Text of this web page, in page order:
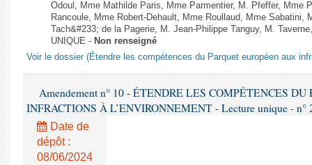
Odoul, Mme Mathilde Paris, Mme Parmentier, M. Pfeffer, Mme
Rancoule, Mme Robert-Dehault, Mme Roullaud, Mme
Tach&#233; de la Pagerie, M. Jean-Philippe Tanguy, M.
UNIQUE - Non renseigné
Voir le dossier (Étendre les compétences du Parquet européen aux
Amendement n° 10 - ÉTENDRE LES COMPÉTENCES
INFRACTIONS À L’ENVIRONNEMENT - Lecture unique - n°
Date de
dépôt :
08/06/2024